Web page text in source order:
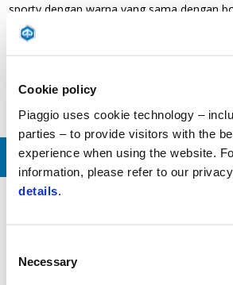
Cookie policy
Piaggio uses cookie technology –
parties – to provide visitors with the
experience when using the website.
information, please refer to our
details
Selection
Necessary
sporty dengan warna yang sama dengan
layar LCD besar menandakan
UNDUH